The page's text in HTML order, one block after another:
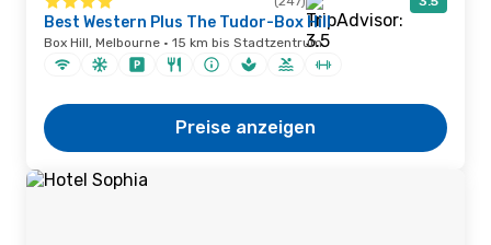
Best Western Plus The Tudor-Box Hill
Box Hill, Melbourne · 15 km bis Stadtzentrum
Preise anzeigen